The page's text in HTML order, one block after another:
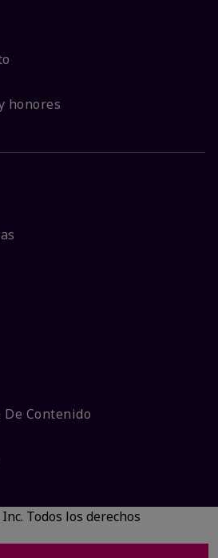
honores
De Contenido
Todos los derechos